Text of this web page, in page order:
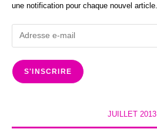
une notification pour chaque nouvel article.
Adresse
e-
mail
S'INSCRIRE
JUILLET 2013